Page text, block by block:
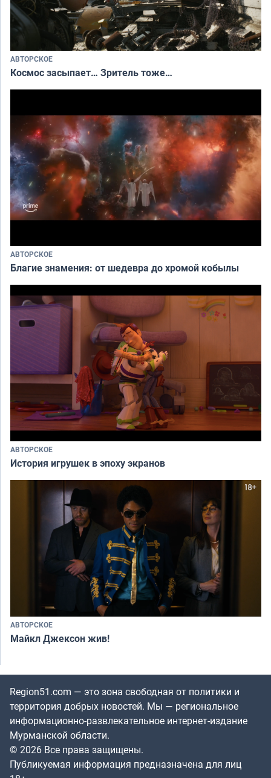
АВТОРСКОЕ
Космос засыпает… Зритель тоже…
АВТОРСКОЕ
Благие знамения: от шедевра до хромой кобылы
АВТОРСКОЕ
История игрушек в эпоху экранов
АВТОРСКОЕ
Майкл Джексон жив!
Region51.com — это зона свободная от политики и
территория добрых новостей. Мы — региональное
информационно-развлекательное интернет-издание
Мурманской области.
© 2026 Все права защищены.
Публикуемая информация предназначена для лиц